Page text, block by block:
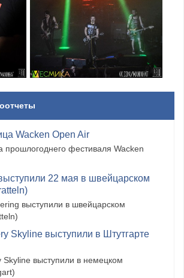
Wacken Open Air
прошлогоднего фестиваля Wacken
22 мая в швейцарском
выступили в швейцарском
Skyline выступили в Штутгарте
выступили в немецком